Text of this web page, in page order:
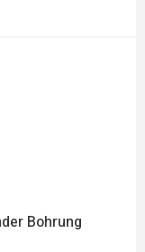
Bohrung